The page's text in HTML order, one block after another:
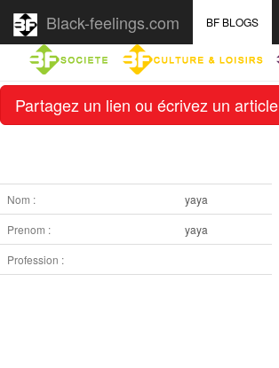
Partagez un lien ou écrivez un article
Black-feelings.com BF BLOGS
Nom :
yaya
Prenom :
yaya
Profession :